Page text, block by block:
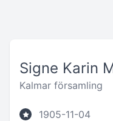
Signe Karin
Kalmar församling
1905-11-04